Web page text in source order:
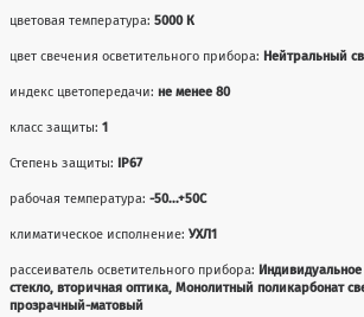
цветовая температура:5000 К
цвет свечения осветительного прибора: Нейтральный
индекс цветопередачи:не менее 80
класс защиты:1
Степень защиты: IP67
рабочая температура:-50...+50С
климатическое исполнение:УХЛ1
рассеиватель осветительного прибора:
стекло, вторичная оптика, Монолитный поликарбонат
прозрачный-матовый